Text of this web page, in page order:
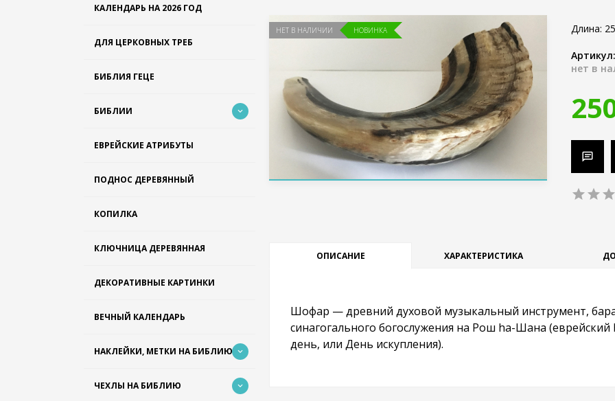
КАЛЕНДАРЬ НА 2026 ГОД
ДЛЯ ЦЕРКОВНЫХ ТРЕБ
БИБЛИЯ ГЕЦЕ
БИБЛИИ
ЕВРЕЙСКИЕ АТРИБУТЫ
ПОДНОС ДЕРЕВЯННЫЙ
КОПИЛКА
КЛЮЧНИЦА ДЕРЕВЯННАЯ
ДЕКОРАТИВНЫЕ КАРТИНКИ
ВЕЧНЫЙ КАЛЕНДАРЬ
НАКЛЕЙКИ, МЕТКИ НА БИБЛИЮ
ЧЕХЛЫ НА БИБЛИЮ
НЕТ В НАЛИЧИИ НОВИНКА Длина:
Артикул:
нет в
ОПИСАНИЕ ХАРАКТЕРИСТИКА
Шофар — древний духовой музыкальный инструмент,
синагогального богослужения на Рош hа-Шана
день, или День искупления).